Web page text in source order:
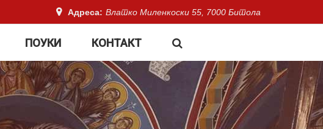
Адреса: Влатко Миленкоски 55, 7000 Битола
ПОУКИ КОНТАКТ